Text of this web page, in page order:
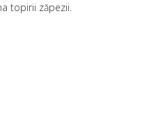
topirii zăpezii.